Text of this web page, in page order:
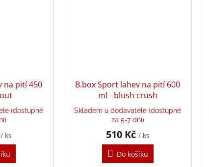
na pití 450
(dostupné
/ ks
B.box Sport lahev na pití 600
ml - blush crush
Skladem u dodavatele (dostupné
za 5-7 dní)
510 Kč / ks
Do košíku